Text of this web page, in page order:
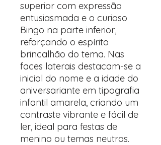
superior com expressão
entusiasmada e o curioso
Bingo na parte inferior,
reforçando o espírito
brincalhão do tema. Nas
faces laterais destacam-se a
inicial do nome e a idade do
aniversariante em tipografia
infantil amarela, criando um
contraste vibrante e fácil de
ler, ideal para festas de
menino ou temas neutros.